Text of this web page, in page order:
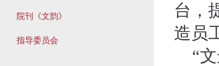
院刊《文韵》
指导委员会
台，
造员
“